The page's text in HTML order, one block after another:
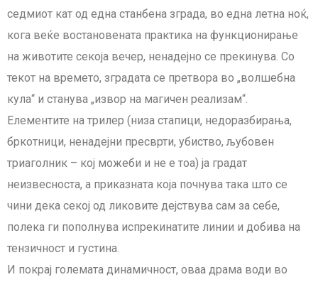
седмиот кат од една станбена зграда, во една летна ноќ,
кога веќе востановената практика на функционирање
на животите секоја вечер, ненадејно се прекинува. Со
текот на времето, зградата се претвора во „волшебна
кула“ и станува „извор на магичен реализам“.
Елементите на трилер (низа стапици, недоразбирања,
бркотници, ненадејни пресврти, убиство, љубовен
триаголник – кој можеби и не е тоа) ја градат
неизвесноста, а приказната која почнува така што се
чини дека секој од ликовите дејствува сам за себе,
полека ги пополнува испрекинатите линии и добива на
тензичност и густина.
И покрај големата динамичност, оваа драма води во